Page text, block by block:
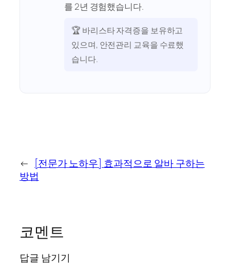
를 2년 경험했습니다.
🏆 바리스타 자격증을 보유하고
있으며, 안전관리 교육을 수료했
습니다.
←
[전문가 노하우] 효과적으로 알바 구하는
방법
코멘트
답글 남기기